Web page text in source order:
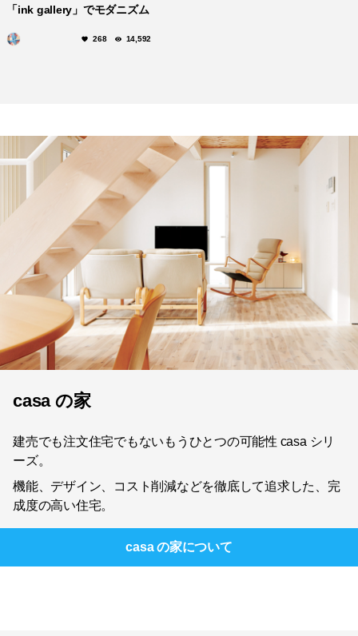
「ink gallery」でモダニズム
268 14,592
casa の家
建売でも注文住宅でもないもうひとつの可能性 casa シリ
ーズ。
機能、デザイン、コスト削減などを徹底して追求した、完
成度の高い住宅。
casa の家について